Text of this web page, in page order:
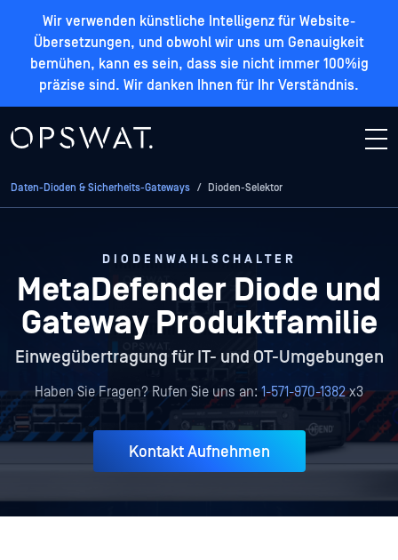
Wir verwenden künstliche Intelligenz für Website-
Übersetzungen, und obwohl wir uns um Genauigkeit
bemühen, kann es sein, dass sie nicht immer 100%ig
präzise sind. Wir danken Ihnen für Ihr Verständnis.
Daten-Dioden & Sicherheits-Gateways / Dioden-Selektor
DIODENWAHLSCHALTER
MetaDefender Diode und
GatewayProduktfamilie
Einwegübertragung für IT- und OT-Umgebungen
Haben Sie Fragen? Rufen Sie uns an: 1-571-970-1382x3
Kontakt Aufnehmen